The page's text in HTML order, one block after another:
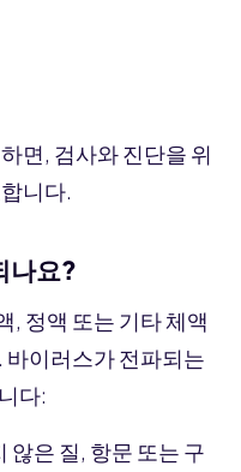
면, 검사와 진단을 위
니다.
나요?
, 정액 또는 기타 체액
바이러스가 전파되는
다:
않은 질, 항문 또는 구